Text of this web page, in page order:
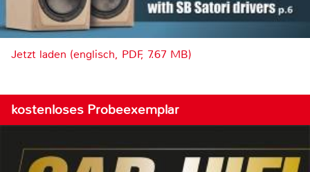
Jetzt laden (englisch, PDF, 7.67 MB)
kostenloses Probeexemplar